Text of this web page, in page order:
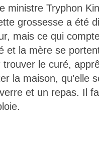
ministre Tryphon
grossesse a été
mais ce qui
et la mère se
le curé,
la maison, qu’elle
et un repas. Il